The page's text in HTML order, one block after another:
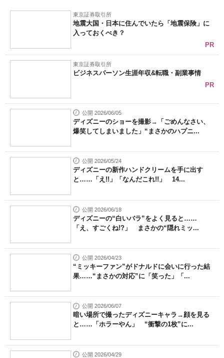
ちょっと気になるネットの話題
東京証券取引所
地震大国・日本に住んでいたら「地震保険」に
入っておくべき？
PR
東京証券取引所
ビジネスパーソン生涯年収&転職・副業事情
PR
公開 2026/06/05
ディズニーのショーを撮影→「ごめんなさい、
爆笑してしまいました」“まさかのハプニ...
公開 2026/05/24
ディズニーの新作ハンドクリームを手に出す
と……「え!!」「なんだこれ!!」 14...
公開 2026/06/18
ディズニーの“白いバラ”をよく見ると……
「え、すごくね!?」 まさかの“隠れミッ...
公開 2026/04/23
“ミッキーファン”がドナルドに会いに行った結
果……“まさかの対応”に「笑った」「...
公開 2026/06/07
暗い場所で撮ったディズニーキャラ→顔を見る
と……「ホラーやん」 “衝撃の1枚”に...
公開 2026/04/29